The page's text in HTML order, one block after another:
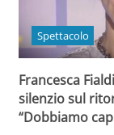
Spettacolo
Francesca
silenzio sul
“Dobbiamo